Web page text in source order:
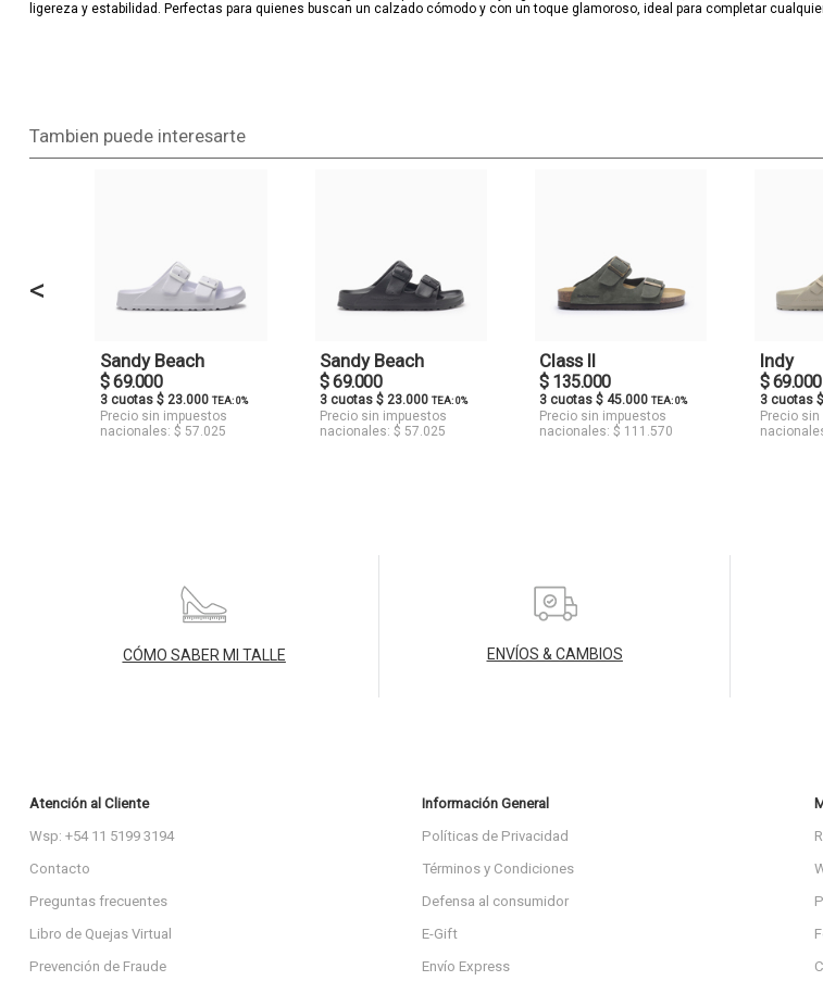
ligereza y estabilidad. Perfectas para quienes buscan un calzado cómodo y con un toque glamoroso, ideal para completar
Tambien puede interesarte
<
Sandy Beach
$ 69.000
3 cuotas $ 23.000TEA: 0%
Precio sin impuestos
nacionales: $ 57.025
Sandy Beach
$ 69.000
3 cuotas $ 23.000TEA: 0%
Precio sin impuestos
nacionales: $ 57.025
Class II
$ 135.000
3 cuotas $ 45.000TEA: 0%
Precio sin impuestos
nacionales: $ 111.570
Indy
$ 69.000
3 cuotas
Precio
CÓMO SABER MI TALLE ENVÍOS & CAMBIOS
Atención al Cliente
Wsp: +54 11 5199 3194
Contacto
Preguntas frecuentes
Libro de Quejas Virtual
Prevención de Fraude
Información General
Políticas de Privacidad
Términos y Condiciones
Defensa al consumidor
E-Gift
Envío Express